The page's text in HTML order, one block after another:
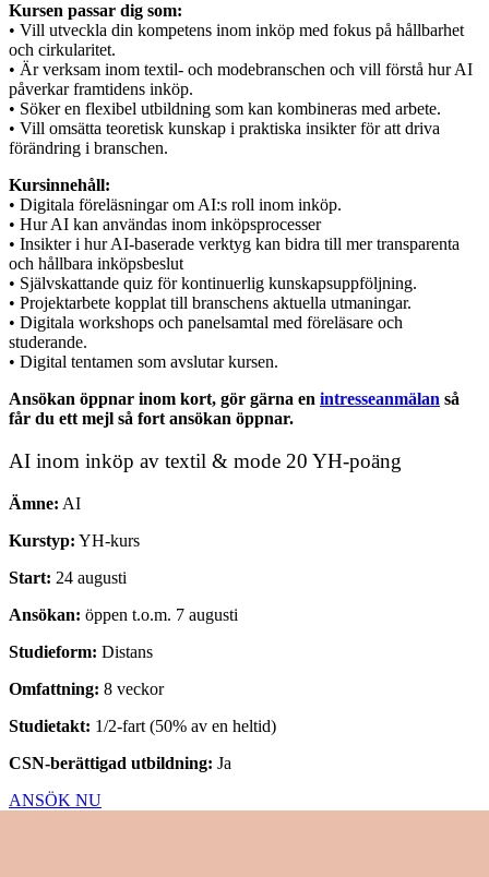
Kursen passar dig som:
• Vill utveckla din kompetens inom inköp med fokus på hållbarhet
och cirkularitet.
• Är verksam inom textil- och modebranschen och vill förstå hur AI
påverkar framtidens inköp.
• Söker en flexibel utbildning som kan kombineras med arbete.
• Vill omsätta teoretisk kunskap i praktiska insikter för att driva
förändring i branschen.
Kursinnehåll:
• Digitala föreläsningar om AI:s roll inom inköp.
• Hur AI kan användas inom inköpsprocesser
• Insikter i hur AI-baserade verktyg kan bidra till mer transparenta
och hållbara inköpsbeslut
• Självskattande quiz för kontinuerlig kunskapsuppföljning.
• Projektarbete kopplat till branschens aktuella utmaningar.
• Digitala workshops och panelsamtal med föreläsare och
studerande.
• Digital tentamen som avslutar kursen.
Ansökan öppnar inom kort, gör gärna en intresseanmälan så
får du ett mejl så fort ansökan öppnar.
AI inom inköp av textil & mode 20 YH-poäng
Ämne: AI
Kurstyp: YH-kurs
Start: 24 augusti
Ansökan: öppen t.o.m. 7 augusti
Studieform: Distans
Omfattning: 8 veckor
Studietakt: 1/2-fart (50% av en heltid)
CSN-berättigad utbildning: Ja
ANSÖK NU